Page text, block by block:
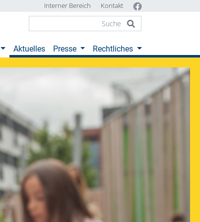
Interner Bereich Kontakt
(current)Aktuelles Presse Rechtliches